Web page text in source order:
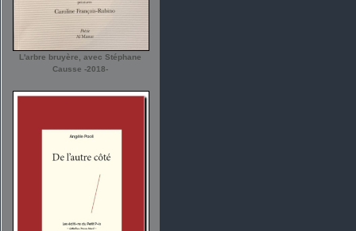
L'arbre bruyère, avec Stéphane
Causse -2018-